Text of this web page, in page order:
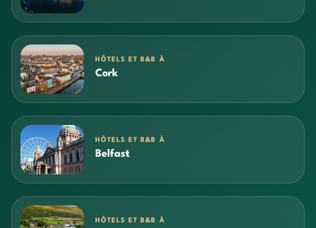
HÔTELS ET B&B À
Cork
HÔTELS ET B&B À
Belfast
HÔTELS ET B&B À